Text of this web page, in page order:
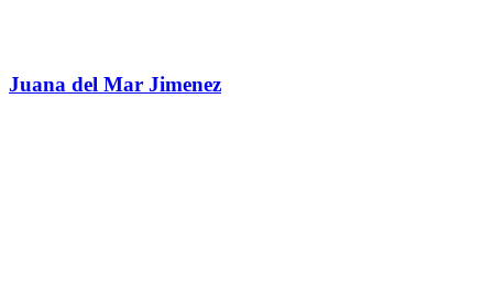
Juana del Mar Jimenez